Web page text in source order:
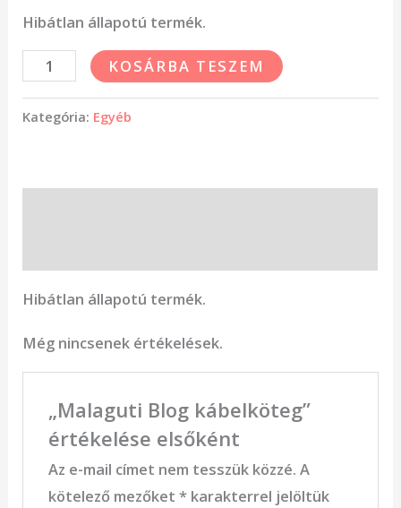
Hibátlan állapotú termék.
KOSÁRBA TESZEM
Kategória: Egyéb
Hibátlan állapotú termék.
Még nincsenek értékelések.
„Malaguti Blog kábelköteg”
értékelése elsőként
Az e-mail címet nem tesszük közzé. A
kötelező mezőket *karakterrel jelöltük